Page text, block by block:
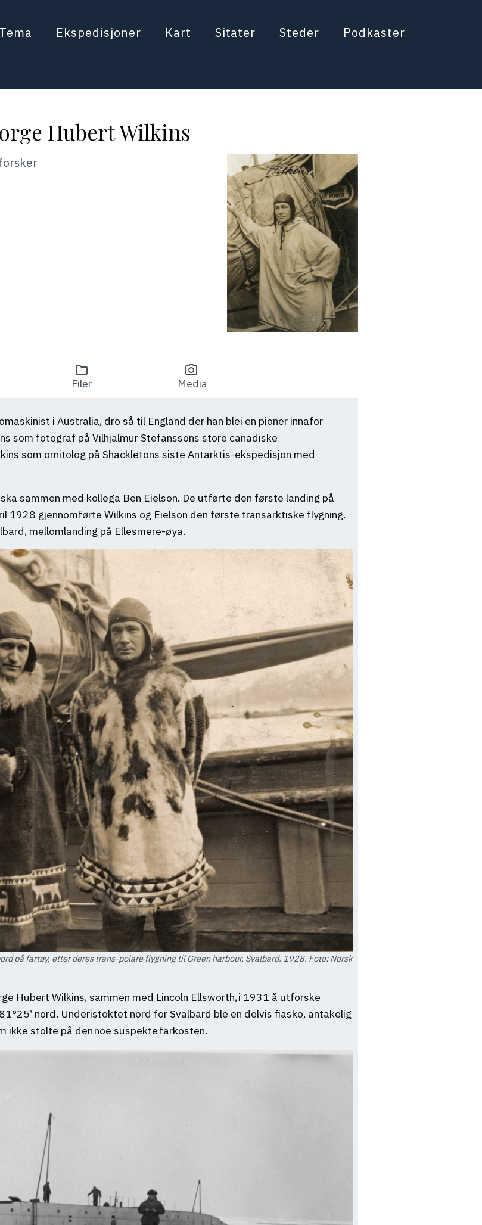
Tema Ekspedisjoner Kart Sitater Steder Podkaster
Hubert Wilkins
folder
Filer
photo_camera
Media
i Australia, dro så til England der han blei en pioner innafor
som fotograf på Vilhjalmur Stefanssons store canadiske
som ornitolog på Shackletons siste Antarktis-ekspedisjon med
sammen med kollega Ben Eielson. De utførte den første landing på
1928 gjennomførte Wilkins og Eielson den første transarktiske flygning.
mellomlanding på Ellesmere-øya.
på fartøy, etter deres trans-polare flygning til Green harbour, Svalbard. 1928. Foto: Norsk
Hubert Wilkins, sammen med Lincoln Ellsworth, i 1931 å utforske
nord. Underistoktet nord for Svalbard ble en delvis fiasko, antakelig
stolte på den noe suspekte farkosten.